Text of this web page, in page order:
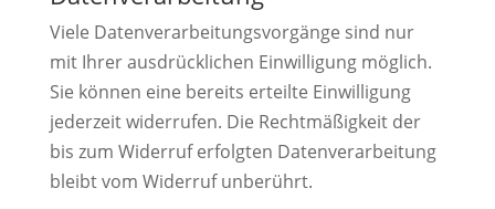
Viele Datenverarbeitungsvorgänge sind nur
mit Ihrer ausdrücklichen Einwilligung möglich.
Sie können eine bereits erteilte Einwilligung
jederzeit widerrufen. Die Rechtmäßigkeit der
bis zum Widerruf erfolgten Datenverarbeitung
bleibt vom Widerruf unberührt.